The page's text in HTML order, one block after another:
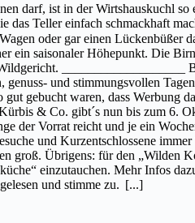
darf, ist in der Wirtshauskuchl
Teller einfach schmackhaft
oder gar einen
ein saisonaler Höhepunkt. Die
und stimmungsvollen
gebucht waren, dass
& Co. gibt´s nun bis zum
der Vorrat reicht und je ein
und Kurzentschlossene
groß. Übrigens: für den „Wilden
einzutauchen. Mehr Infos
und stimme zu. [...]